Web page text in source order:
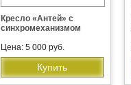
Кресло «Антей» с
синхромеханизмом
Цена: 5 000 руб.
Купить